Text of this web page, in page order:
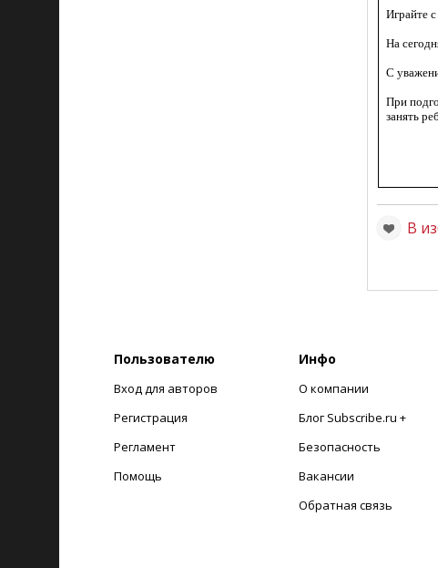
Играйте
На
С
При
занять
В
Пользователю
Вход для авторов
Регистрация
Регламент
Помощь
Инфо
О компании
Блог Subscribe.ru +
Безопасность
Вакансии
Обратная связь